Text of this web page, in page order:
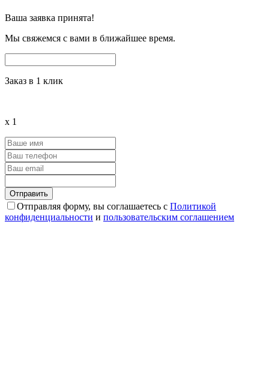
Ваша заявка принята!
Мы свяжемся с вами в ближайшее время.
Заказ в 1 клик
x 1
Отправляя форму, вы соглашаетесь с Политикой
конфиденциальности и пользовательским соглашением